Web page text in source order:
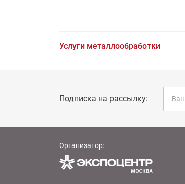
Услуги металлообработки
Подписка на рассылку:
Организатор: